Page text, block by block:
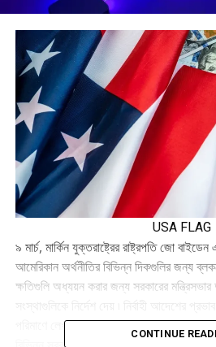
USA FLAG
৯ মার্চ, মার্কিন যুক্তরাষ্ট্রের রাষ্ট্রপতি জো
আমেরিকান অর্থনীতির বিভিন্ন দিকগুলির জন্য
ক্ষতিগুলি অধ্যয়ন করার জন্য সরকারের
পরিমাণে লেখা হয়েছে। আমি এই লেখায় কিছু
CONTINUE